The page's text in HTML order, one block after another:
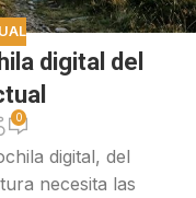
digital del
0
digital, del
necesita las